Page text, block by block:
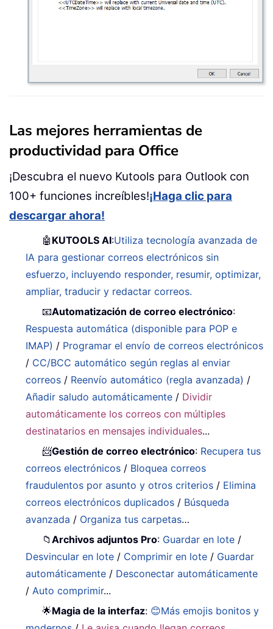
Las mejores herramientas de
productividad para Office
¡Descubra el nuevo Kutools para Outlook con
100+ funciones increíbles!¡Haga clic para
descargar ahora!
🤖 KUTOOLS AI:Utiliza tecnología avanzada de
IA para gestionar correos electrónicos sin
esfuerzo, incluyendo responder, resumir, optimizar,
ampliar, traducir y redactar correos.
📧Automatización de correo electrónico:
Respuesta automática (disponible para POP e
IMAP) / Programar el envío de correos electrónicos
/ CC/BCC automático según reglas al enviar
correos / Reenvío automático (regla avanzada) /
Añadir saludo automáticamente / Dividir
automáticamente los correos con múltiples
destinatarios en mensajes individuales...
📨Gestión de correo electrónico: Recupera tus
correos electrónicos / Bloquea correos
fraudulentos por asunto y otros criterios / Elimina
correos electrónicos duplicados / Búsqueda
avanzada / Organiza tus carpetas…
📁Archivos adjuntos Pro: Guardar en lote /
Desvincular en lote / Comprimir en lote / Guardar
automáticamente / Desconectar automáticamente
/Auto comprimir...
🌟Magia de la interfaz: 😊Más emojis bonitos y